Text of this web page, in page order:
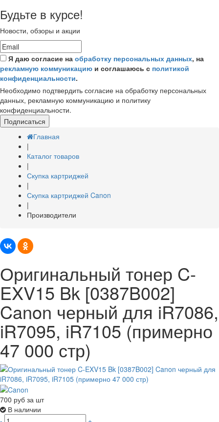
Будьте в курсе!
Новости, обзоры и акции
Я даю согласие на обработку персональных данных, на
рекламную коммуникацию и соглашаюсь с политикой
конфиденциальности.
Необходимо подтвердить согласие на обработку персональных
данных, рекламную коммуникацию и политику
конфиденциальности.
Подписаться
Главная
|
Каталог товаров
|
Скупка картриджей
|
Скупка картриджей Canon
|
Производители
Оригинальный тонер C-
EXV15 Bk [0387B002]
Canon черный для iR7086,
iR7095, iR7105 (примерно
47 000 стр)
700 руб за шт
В наличии